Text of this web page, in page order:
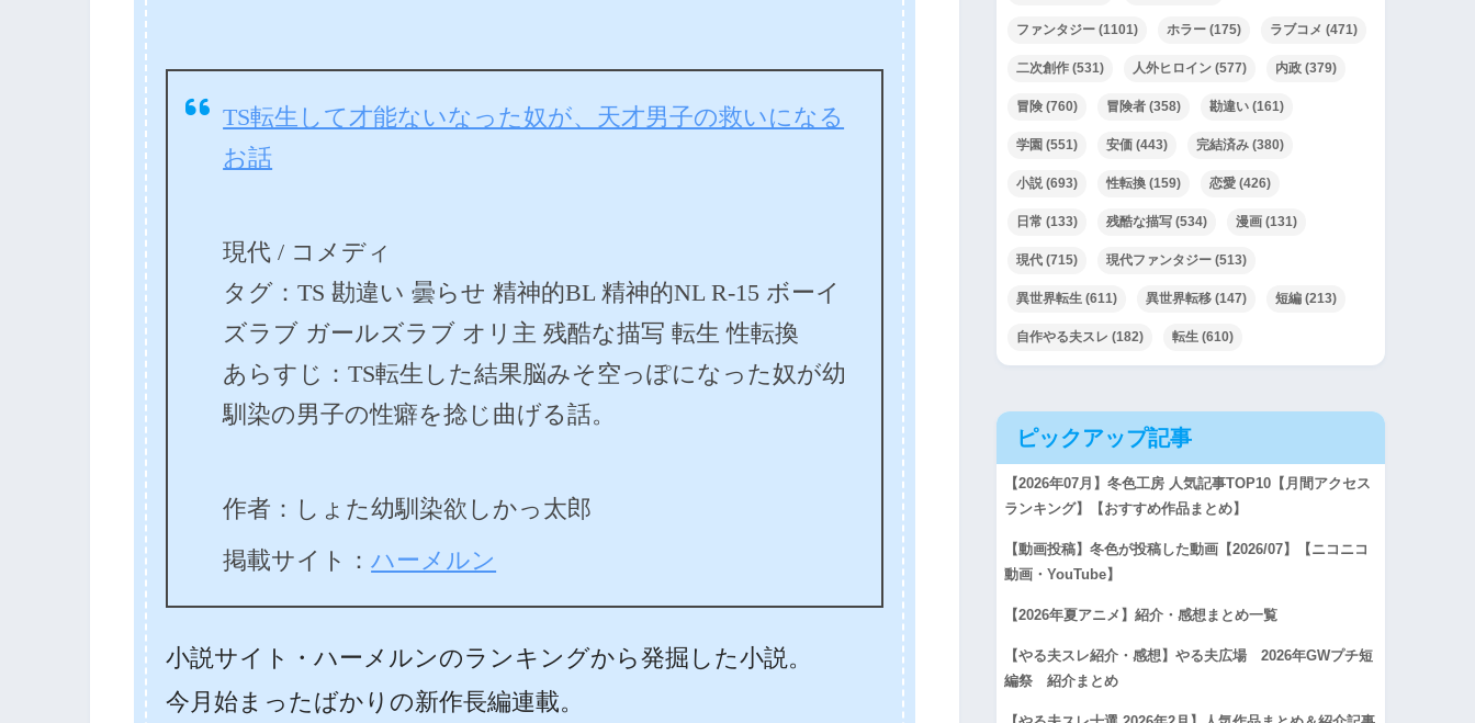
TS転生して才能ないなった奴が、天才男子の救いになる
お話
現代 / コメディ
タグ：TS 勘違い 曇らせ 精神的BL 精神的NL R-15 ボーイ
ズラブ ガールズラブ オリ主 残酷な描写 転生 性転換
あらすじ：TS転生した結果脳みそ空っぽになった奴が幼
馴染の男子の性癖を捻じ曲げる話。
作者：しょた幼馴染欲しかっ太郎
掲載サイト：ハーメルン
小説サイト・ハーメルンのランキングから発掘した小説。
今月始まったばかりの新作長編連載。
ファンタジー (1101) ホラー (175) ラブコメ (471)
二次創作 (531) 人外ヒロイン (577) 内政 (379)
冒険 (760) 冒険者 (358) 勘違い (161)
学園 (551) 安価 (443) 完結済み (380)
小説(693) 性転換 (159) 恋愛 (426)
日常 (133) 残酷な描写 (534) 漫画 (131)
現代 (715) 現代ファンタジー (513)
異世界転生 (611) 異世界転移 (147) 短編 (213)
自作やる夫スレ (182) 転生 (610)
ピックアップ記事
【2026年07月】冬色工房 人気記事TOP10【月間アクセス
ランキング】【おすすめ作品まとめ】
【動画投稿】冬色が投稿した動画【2026/07】【ニコニコ
動画・YouTube】
【2026年夏アニメ】紹介・感想まとめ一覧
【やる夫スレ紹介・感想】やる夫広場 2026年GWプチ短
編祭 紹介まとめ